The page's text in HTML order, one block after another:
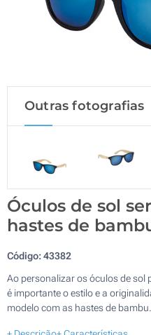
Outras fotografias
Óculos de sol
hastes de
Código:43382
Ao personalizar os óculos de sol
é importante o estilo e a
modelo com as hastes de bambu.